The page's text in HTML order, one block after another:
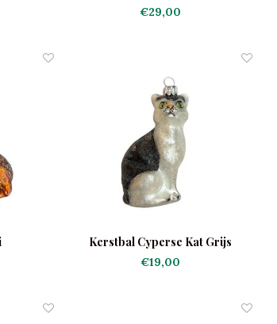
€29,00
Kerstbal Cyperse Kat Grijs
€19,00